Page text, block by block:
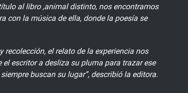
al libro ,animal distinto, nos encontramos
con la música de ella, donde la poesía se
recolección, el relato de la experiencia nos
el escritor a desliza su pluma para trazar ese
buscan su lugar”, describió la editora.